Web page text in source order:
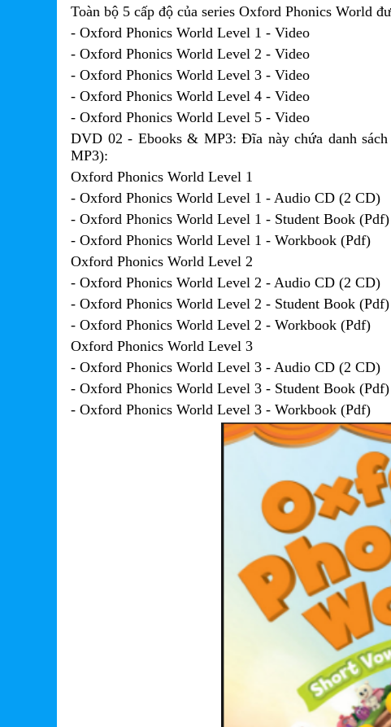
Toàn bộ 5 cấp độ của series Oxford Phonics World
- Oxford Phonics World Level 1 - Video
- Oxford Phonics World Level 2 - Video
- Oxford Phonics World Level 3 - Video
- Oxford Phonics World Level 4 - Video
- Oxford Phonics World Level 5 - Video
DVD 02 - Ebooks & MP3: Đĩa này chứa danh
MP3):
Oxford Phonics World Level 1
- Oxford Phonics World Level 1 - Audio CD (2 CD)
- Oxford Phonics World Level 1 - Student Book (Pdf)
- Oxford Phonics World Level 1 - Workbook (Pdf)
Oxford Phonics World Level 2
- Oxford Phonics World Level 2 - Audio CD (2 CD)
- Oxford Phonics World Level 2 - Student Book (Pdf)
- Oxford Phonics World Level 2 - Workbook (Pdf)
Oxford Phonics World Level 3
- Oxford Phonics World Level 3 - Audio CD (2 CD)
- Oxford Phonics World Level 3 - Student Book (Pdf)
- Oxford Phonics World Level 3 - Workbook (Pdf)